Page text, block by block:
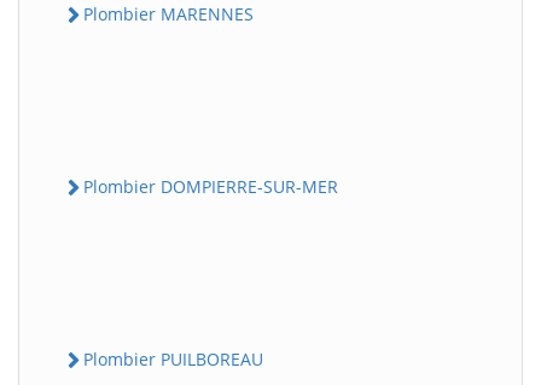
Plombier MARENNES
Plombier DOMPIERRE-SUR-MER
Plombier PUILBOREAU